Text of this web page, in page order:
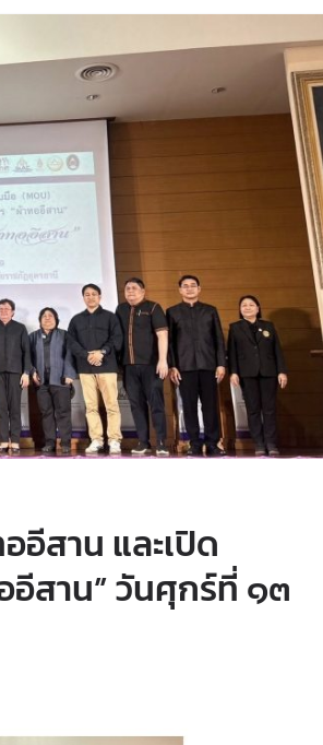
อีสาน และเปิด
อีสาน” วันศุกร์ที่ ๑๓